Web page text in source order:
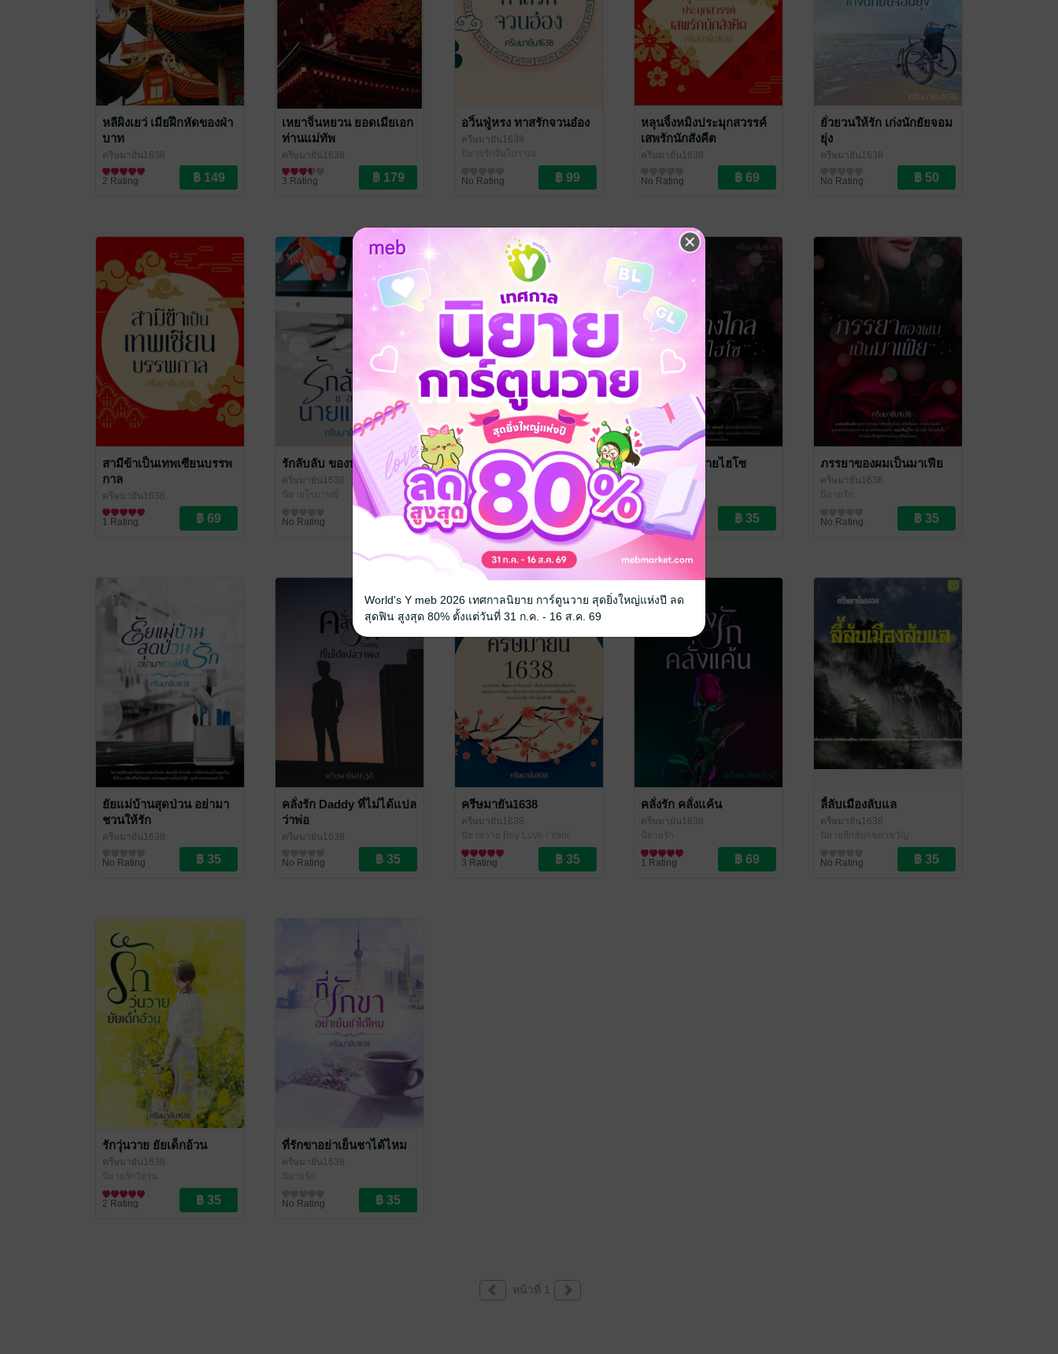
หลีผิงเยว่ เมียฝึกหัดของฝ่า
บาท
ครีษมายัน1638
นิยายรักจีนโบราณ
2 Rating
เหยาจิ่นหยวน ยอดเมียเอก
ท่านแม่ทัพ
ครีษมายัน1638
นิยายรักจีนโบราณ
3 Rating
อวิ๋นฟู่หรง ทาสรักจวนอ๋อง
ครีษมายัน1638
นิยายรักจีนโบราณ
No Rating
หลุนจิ้งหมิงประมุกสวรรค์
เสพรักนักสังคีต
ครีษมายัน1638
นิยายวาย Boy Love / Yaoi
No Rating
ยั่วยวนให้รัก เก่งนักยัยจอม
ยุ่ง
ครีษมายัน1638
No Rating
สามีข้าเป็นเทพเซียนบรรพ
กาล
ครีษมายัน1638
นิยายรักจีนโบราณ
1 Rating
รักลับลับ ของนายแกะดำ
ครีษมายัน1638
นิยายโรมานซ์
No Rating
ฮูหยินหลิงเล่อ เมียรักผู้
ตรวจการหลี่
ครีษมายัน1638
นิยายรักจีนโบราณ
2 Rating
รักทางไกล นายไฮโซ
ครีษมายัน1638
นิยายรัก
1 Rating
ภรรยาของผมเป็นมาเฟีย
ครีษมายัน1638
นิยายรัก
No Rating
ยัยแม่บ้านสุดป่วน อย่ามา
ชวนให้รัก
ครีษมายัน1638
No Rating
คลั่งรัก Daddy ที่ไม่ได้แปล
ว่าพ่อ
ครีษมายัน1638
No Rating
ครีษมายัน1638
ครีษมายัน1638
นิยายวาย Boy Love / Yaoi
3 Rating
คลั่งรัก คลั่งแค้น
ครีษมายัน1638
นิยายรัก
1 Rating
ลี้ลับเมืองลับแล
ครีษมายัน1638
นิยายลึกลับ/เขย่าขวัญ
No Rating
รักวุ่นวาย ยัยเด็กอ้วน
ครีษมายัน1638
นิยายรักวัยรุ่น
2 Rating
ที่รักขาอย่าเย็นชาได้ไหม
ครีษมายัน1638
นิยายรัก
No Rating
หน้าที่ 1
World's Y meb 2026 เทศกาลนิยาย การ์ตูนวาย สุดยิ่งใหญ่แห่งปี ลด
สุดฟิน สูงสุด 80% ตั้งแต่วันที่ 31 ก.ค. - 16 ส.ค. 69